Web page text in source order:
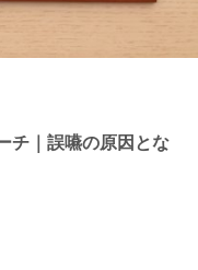
チ｜誤嚥の原因とな